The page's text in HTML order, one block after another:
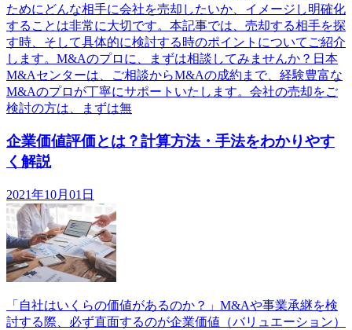
ためにどんな相手に会社を売却したいか、イメージし明確化
することは非常に大切です。本記事では、売却する相手を探
す時、そして具体的に検討する時のポイントについてご紹介
します。M&Aのプロに、まずは相談してみませんか？日本
M&Aセンターは、ご相談からM&Aの成約まで、経験豊富な
M&Aのプロが丁寧にサポートいたします。会社の売却をご
検討の方は、まずは無
企業価値評価とは？計算方法・手法をわかりやす
く解説
2021年10月01日
「自社はいくらの価値があるのか？」M&Aや事業承継を検
討する際、必ず直面するのが企業価値（バリュエーション）